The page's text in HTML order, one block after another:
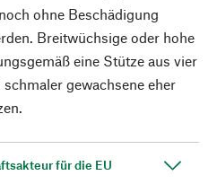
ohne Beschädigung
Breitwüchsige oder hohe
eine Stütze aus vier
gewachsene eher
für die EU